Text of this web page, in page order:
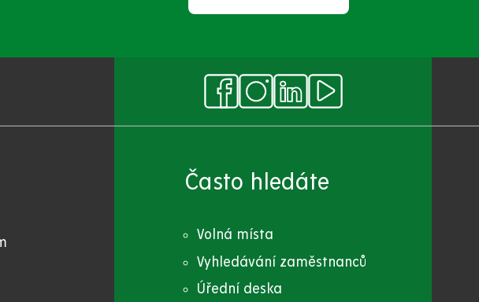
Často hledáte
Volná místa
Vyhledávání zaměstnanců
Úřední deska